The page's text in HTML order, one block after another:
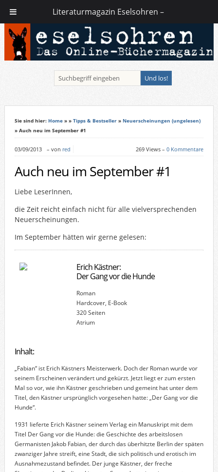
Sie sind hier: Home» » Tipps & Bestseller» Neuerscheinungen (ungelesen)
» Auch neu im September #1
03/09/2013 – von red 269 Views –0 Kommentare
Auch neu im September #1
Liebe LeserInnen,
die Zeit reicht einfach nicht für alle vielversprechenden
Neuerscheinungen.
Im September hätten wir gerne gelesen:
Erich Kästner:
Der Gang vor die Hunde
Roman
Hardcover, E-Book
320 Seiten
Atrium
Inhalt:
„Fabian“ ist Erich Kästners Meisterwerk. Doch der Roman wurde vor
seinem Erscheinen verändert und gekürzt. Jetzt liegt er zum ersten
Mal so vor, wie ihn Kästner geschrieben und gemeint hat unter dem
Titel, den Kästner ursprünglich vorgesehen hatte: „Der Gang vor die
Hunde“.
1931 lieferte Erich Kästner seinem Verlag ein Manuskript mit dem
Titel Der Gang vor die Hunde: die Geschichte des arbeitslosen
Germanisten Jakob Fabian, der durch das überhitzte Berlin der späten
zwanziger Jahre streift, eine Stadt, die sich politisch und erotisch im
Ausnahmezustand befindet. Der junge Kästner, der freche
Literaturmagazin Eselsohren –